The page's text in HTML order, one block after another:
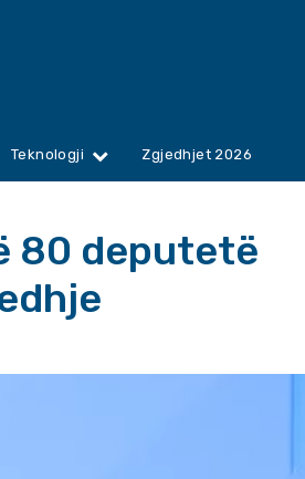
Teknologji Zgjedhjet 2026
80 deputetë